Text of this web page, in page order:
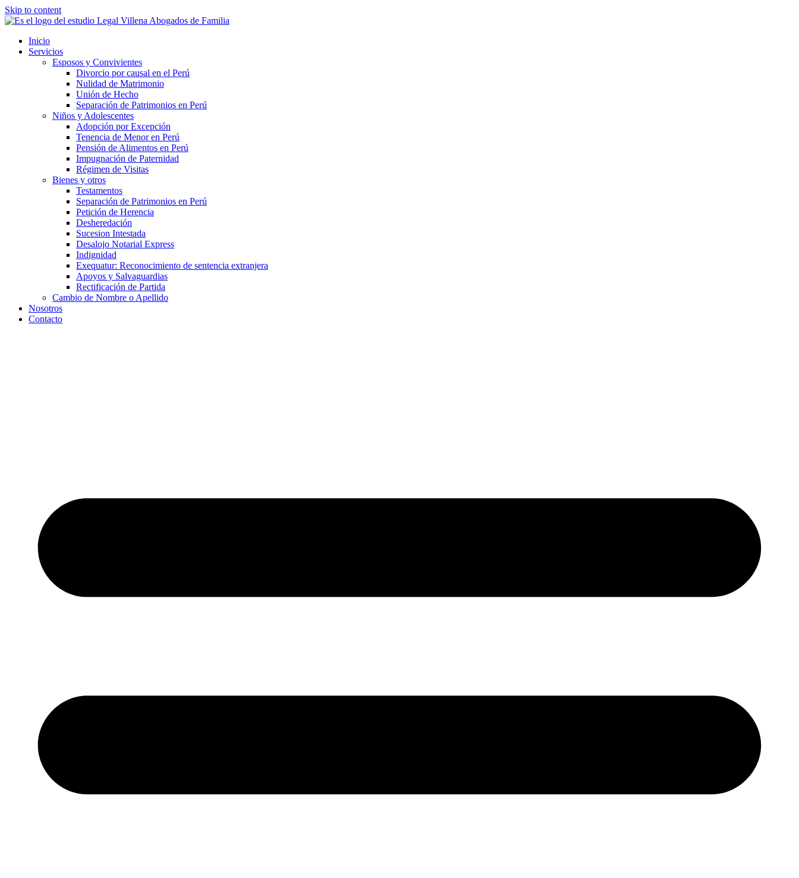
Skip to content
Inicio
Servicios
Esposos y Convivientes
Divorcio por causal en el Perú
Nulidad de Matrimonio
Unión de Hecho
Separación de Patrimonios en Perú
Niños y Adolescentes
Adopción por Excepción
Tenencia de Menor en Perú
Pensión de Alimentos en Perú
Impugnación de Paternidad
Régimen de Visitas
Bienes y otros
Testamentos
Separación de Patrimonios en Perú
Petición de Herencia
Desheredación
Sucesion Intestada
Desalojo Notarial Express
Indignidad
Exequatur: Reconocimiento de sentencia extranjera
Apoyos y Salvaguardias
Rectificación de Partida
Cambio de Nombre o Apellido
Nosotros
Contacto